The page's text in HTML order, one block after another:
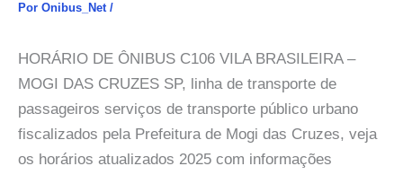
Por Onibus_Net /
HORÁRIO DE ÔNIBUS C106 VILA BRASILEIRA –
MOGI DAS CRUZES SP, linha de transporte de
passageiros serviços de transporte público urbano
fiscalizados pela Prefeitura de Mogi das Cruzes, veja
os horários atualizados 2025 com informações